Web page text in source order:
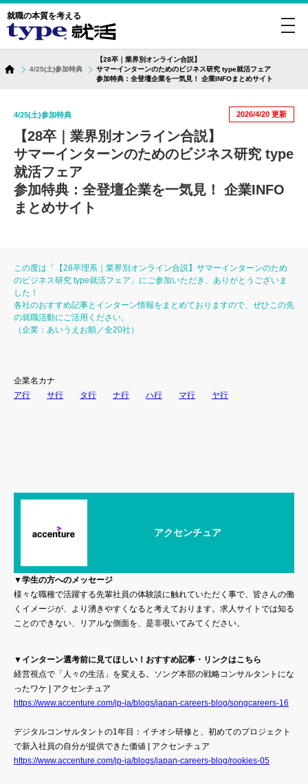
就職の本質を考える
4/25(土)参加特典
【28卒｜業界別オンライン合説】
サマーインターンのためのビジネス研究 type就活フェア
参加特典：全登壇企業を一気見！ 企業INFOまとめサイト
2026/4/20 更新
4/25(土)参加特典
【28卒｜業界別オンライン合説】
サマーインターンのためのビジネス研究 type
就活フェア
参加特典：全登壇企業を一気見！ 企業INFO
まとめサイト
この度は「【28卒理系｜業界別オンライン合説】サマーインターンのため
のビジネス研究 type就活フェア」にご参加いただき、ありがとうございま
した！
各社のおすすめ記事とインターン情報をまとめておりますので、ぜひこの先
の就職活動にご活用ください。
（企業：あいうえお順／全20社）
企業名カナ
ア行
サ行 タ行 ナ行 ハ行 マ行 ヤ行
アクセンチュア
▼学生の方へのメッセージ
様々な職種で活躍する先輩社員の体験談に触れていただく事で、皆さんの働
くイメージが、より湧きやすくなると考えております。求人サイトでは知る
ことのできない、リアルな側面を、是非覗いてみてください。
▼インターン選考前に見てほしい！おすすめ記事・リンクはこちら
経営視点で「人々の生活」を変える。ソング本部の戦略コンサルタントにな
ったワケ | アクセンチュア
https://www.accenture.com/jp-ja/blogs/japan-careers-blog/songcareers-16
デジタルコンサルタントの1年目：イチオシ研修と、初めてのプロジェクト
で新入社員の自分が提供できた価値 | アクセンチュア
https://www.accenture.com/jp-ja/blogs/japan-careers-blog/rookies-05